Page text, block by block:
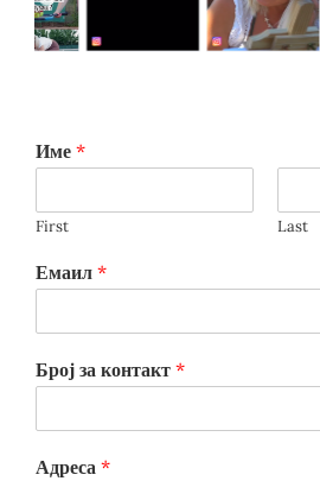
Име *
First Last
Емаил *
Број за контакт *
Адреса *